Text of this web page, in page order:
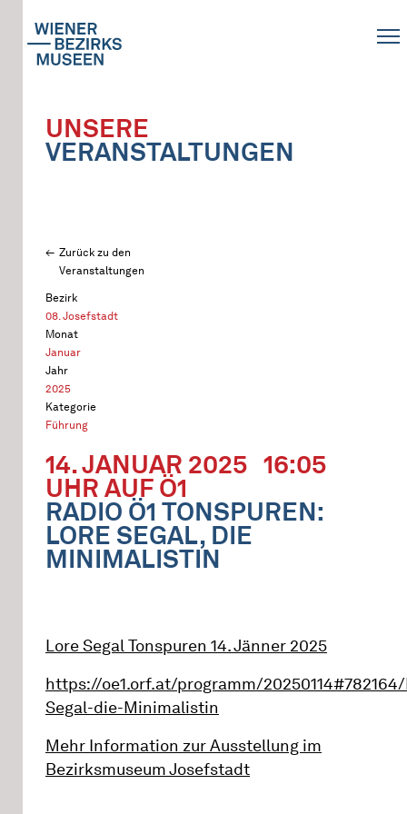
UNSERE
VERANSTALTUNGEN
Zurück zu den
Veranstaltungen
Bezirk
08. Josefstadt
Monat
Januar
Jahr
2025
Kategorie
Führung
14. JANUAR 2025 16:05
UHR AUF Ö1
RADIO Ö1 TONSPUREN:
LORE SEGAL, DIE
MINIMALISTIN
Lore Segal Tonspuren 14. Jänner 2025
https://oe1.orf.at/programm/
Segal-die-Minimalistin
Mehr Information zur Ausstellung im
Bezirksmuseum Josefstadt